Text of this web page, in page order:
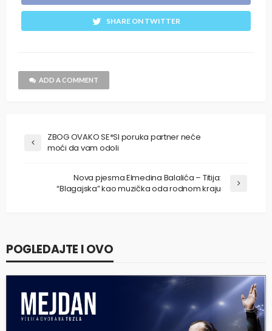
SHARE ON TWITTER
ADD A COMMENT
ZBOG OVAKO SE*SI poruka partner neće
moći da vam odoli
Nova pjesma Elmedina Balalića – Titija:
“Blagajska” kao muzička oda rodnom kraju
POGLEDAJTE I OVO